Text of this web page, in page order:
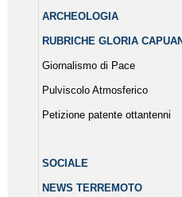
ARCHEOLOGIA
RUBRICHE GLORIA
Giornalismo di Pace
Pulviscolo Atmosferico
Petizione patente ottantenni
SOCIALE
NEWS TERREMOTO